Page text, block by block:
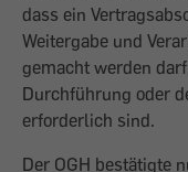
dass ein
Weitergabe und
gemacht werden
Durchführung oder
erforderlich sind.
Der OGH bestätigte